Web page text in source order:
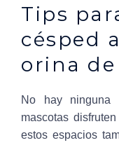
Tips
césped
orina
No hay ninguna
mascotas
estos espacios